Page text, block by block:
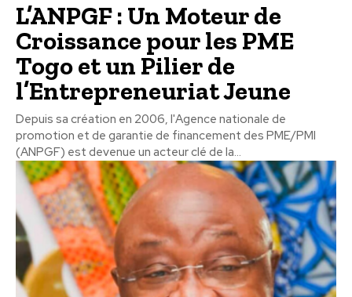
L’ANPGF : Un Moteur de
Croissance pour les PME
Togo et un Pilier de
l’Entrepreneuriat Jeune
Depuis sa création en 2006, l'Agence nationale de
promotion et de garantie de financement des PME/PMI
(ANPGF) est devenue un acteur clé de la...